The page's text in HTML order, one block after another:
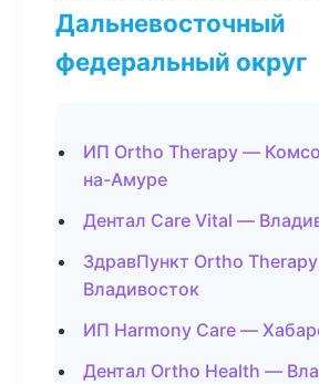
Дальневосточный
федеральный округ
ИП Ortho Therapy —
на-Амуре
Дентал Care Vital —
ЗдравПункт Ortho
Владивосток
ИП Harmony Care —
Дентал Ortho Health —